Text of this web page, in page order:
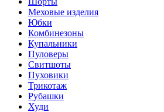
Меховые изделия
Юбки
Комбинезоны
Купальники
Пуловеры
Свитшоты
Пуховики
Трикотаж
Рубашки
Худи